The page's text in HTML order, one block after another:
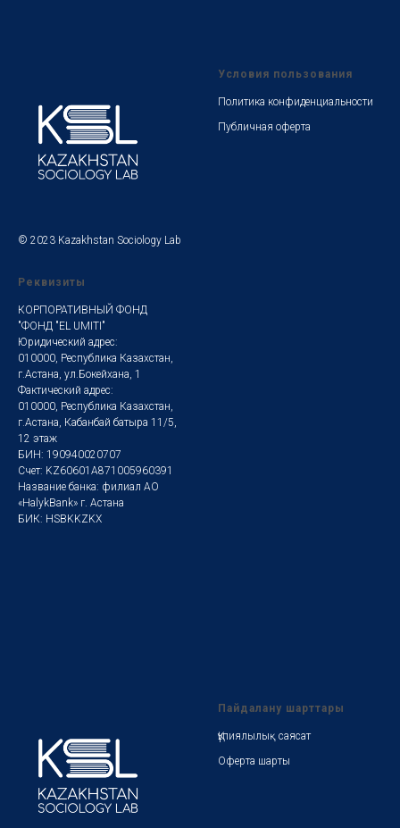
© 2023 Kazakhstan Sociology Lab
Условия пользования
Политика конфиденциальности
Публичная оферта
Реквизиты
КОРПОРАТИВНЫЙ ФОНД
"ФОНД "EL UMITI"
Юридический адрес:
010000, Республика Казахстан,
г.Астана, ул.Бокейхана, 1
Фактический адрес:
010000, Республика Казахстан,
г.Астана, Кабанбай батыра 11/5,
12 этаж
БИН: 190940020707
Счет: KZ60601A871005960391
Название банка: филиал АО
«HalykBank» г. Астана
БИК: HSBKKZKX
Пайдалану шарттары
Құпиялылық саясат
Оферта шарты